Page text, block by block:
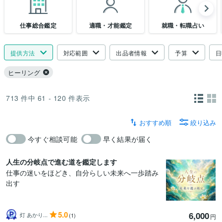
仕事総合鑑定 適職・才能鑑定 就職・転職占い
提供方法 対応範囲 出品者情報 予算
ヒーリング
713 件中 61 - 120 件表示
今すぐ相談可能 早く結果が届く
おすすめ順 絞り込み
人生の分岐点で進む道を鑑定します
仕事の迷いをほどき、自分らしい未来へ一歩踏み
出す
灯 あかり... 5.0(1) 6,000円